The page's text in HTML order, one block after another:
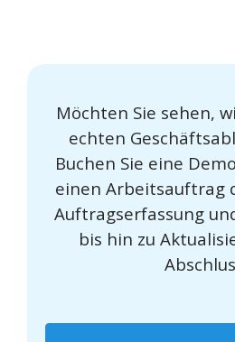
Möchten Sie sehen,
echten
Buchen Sie eine
einen Arbeitsauftrag
Auftragserfassung
bis hin zu